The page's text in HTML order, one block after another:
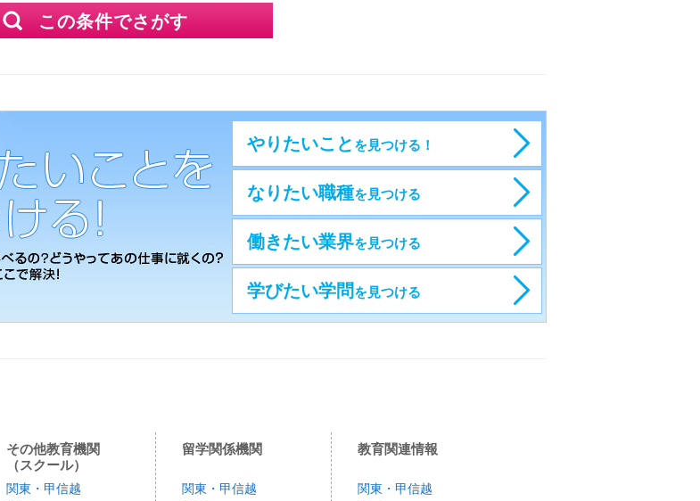
やりたいこと を見つける！
なりたい職種を見つける
働きたい業界を見つける
学びたい学問を見つける
その他教育機関
（スクール）
関東・甲信越
留学関係機関
関東・甲信越
教育関連情報
関東・甲信越